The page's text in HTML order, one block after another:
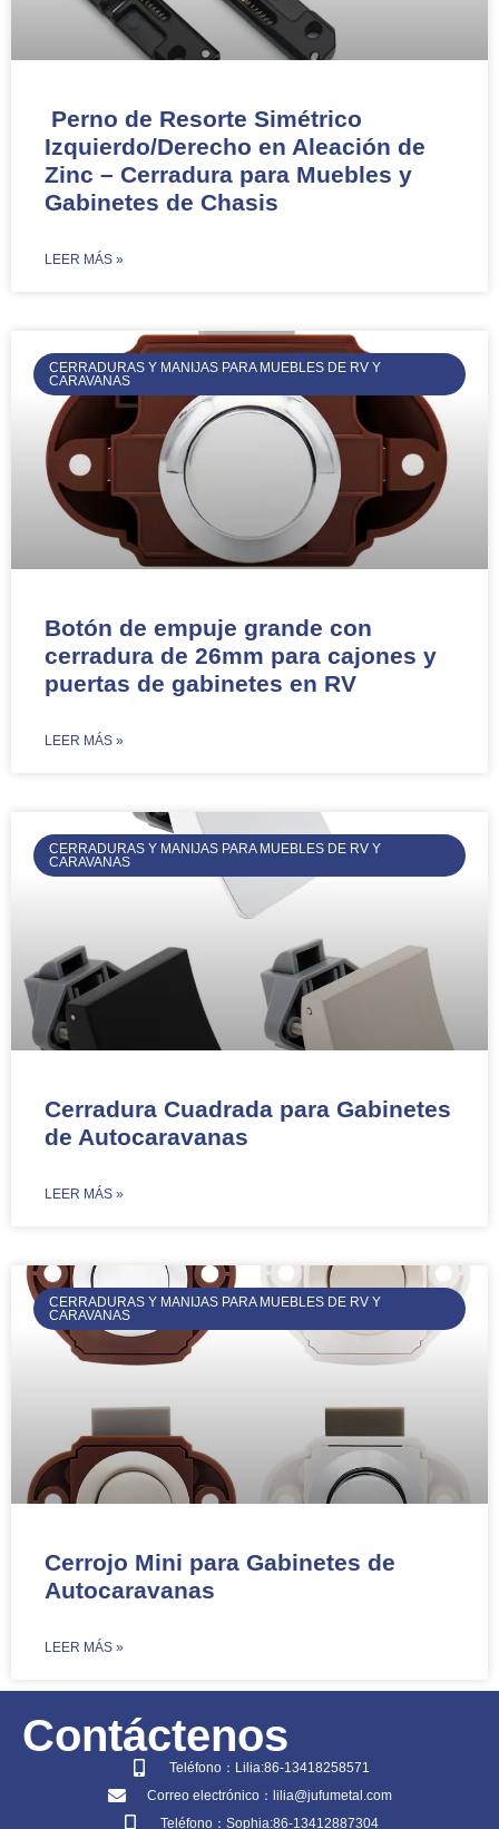
Perno de Resorte Simétrico
Izquierdo/Derecho en Aleación de
Zinc – Cerradura para Muebles y
Gabinetes de Chasis
​LEER MÁS »
CERRADURAS Y MANIJAS PARA MUEBLES DE RV Y
CARAVANAS
Botón de empuje grande con
cerradura de 26mm para cajones y
puertas de gabinetes en RV
​LEER MÁS »
CERRADURAS Y MANIJAS PARA MUEBLES DE RV Y
CARAVANAS
Cerradura Cuadrada para Gabinetes
de Autocaravanas
​LEER MÁS »
CERRADURAS Y MANIJAS PARA MUEBLES DE RV Y
CARAVANAS
Cerrojo Mini para Gabinetes de
Autocaravanas
​LEER MÁS »
Contáctenos
Teléfono：Lilia:86-13418258571
Correo electrónico：lilia@jufumetal.com
Teléfono：Sophia:86-13412887304